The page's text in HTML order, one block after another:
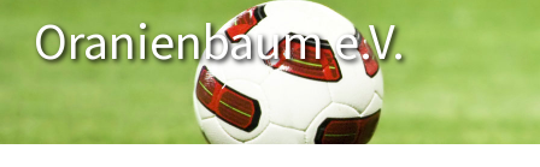
Oranienbaum e.V.